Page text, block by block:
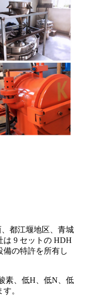
都江堰地区、青城
9 セットの HDH
備の特許を所有し
素、低H、低N、低
。